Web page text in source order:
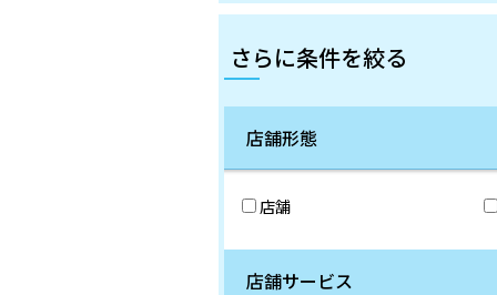
さらに条件を絞る
店舗形態
店舗
店舗サービス